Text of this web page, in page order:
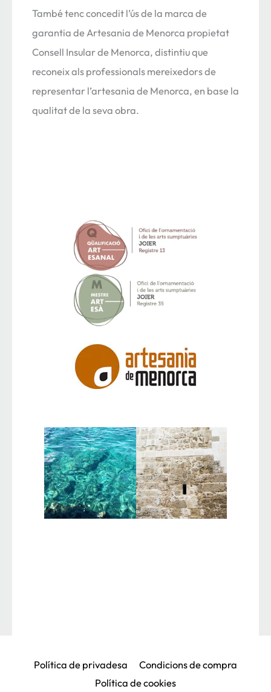
També tenc concedit l’ús de la marca de
garantia de Artesania de Menorca propietat
Consell Insular de Menorca, distintiu que
reconeix als professionals mereixedors de
representar l’artesania de Menorca, en base la
qualitat de la seva obra.
Política de privadesa
Condicions de compra
Política de cookies